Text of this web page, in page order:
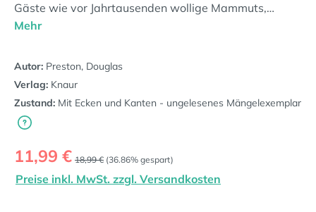
Gäste wie vor Jahrtausenden wollige Mammuts,…
Mehr
Autor: Preston, Douglas
Verlag: Knaur
Zustand: Mit Ecken und Kanten - ungelesenes Mängelexemplar
Verkaufspreis:
11,99 € Regulärer Preis:
18,99 € (36.86% gespart)
Preise inkl. MwSt. zzgl. Versandkosten